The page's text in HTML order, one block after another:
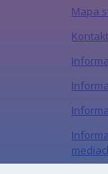
Mapa
Kontakt